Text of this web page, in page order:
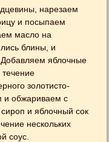
нарезаем
и посыпаем
масло на
блины, и
яблочные
золотисто-
и обжариваем с
и яблочный сок
нескольких
соус.